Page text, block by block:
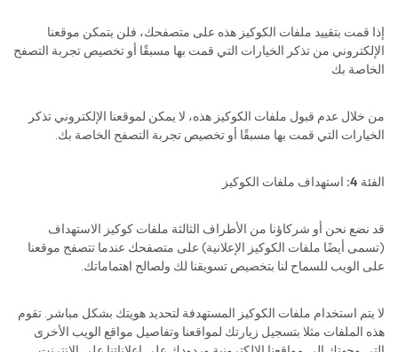
إذا قمت بتقييد ملفات الكوكيز هذه على متصفحك، فلن يتمكن موقعنا
الإلكتروني من تذكر الخيارات التي قمت بها مسبقًا أو تخصيص تجربة التصفح
الخاصة بك
من خلال عدم قبول ملفات الكوكيز هذه، لا يمكن لموقعنا الإلكتروني تذكر
الخيارات التي قمت بها مسبقًا أو تخصيص تجربة التصفح الخاصة بك.
الفئة 4: استهداف ملفات الكوكيز
قد نضع نحن أو شركاؤنا من الأطراف الثالثة ملفات كوكيز الاستهداف
(تسمى أيضًا ملفات الكوكيز الإعلانية) على متصفحك عندما تتصفح موقعنا
على الويب للسماح لنا بتخصيص تسويقنا لك ولصالح اهتماماتك.
لا يتم استخدام ملفات الكوكيز المستهدفة لتحديد هويتك بشكل مباشر. تقوم
هذه الملفات مثلا بتسجيل زيارتك لمواقعنا وتفاصيل مواقع الويب الأخرى